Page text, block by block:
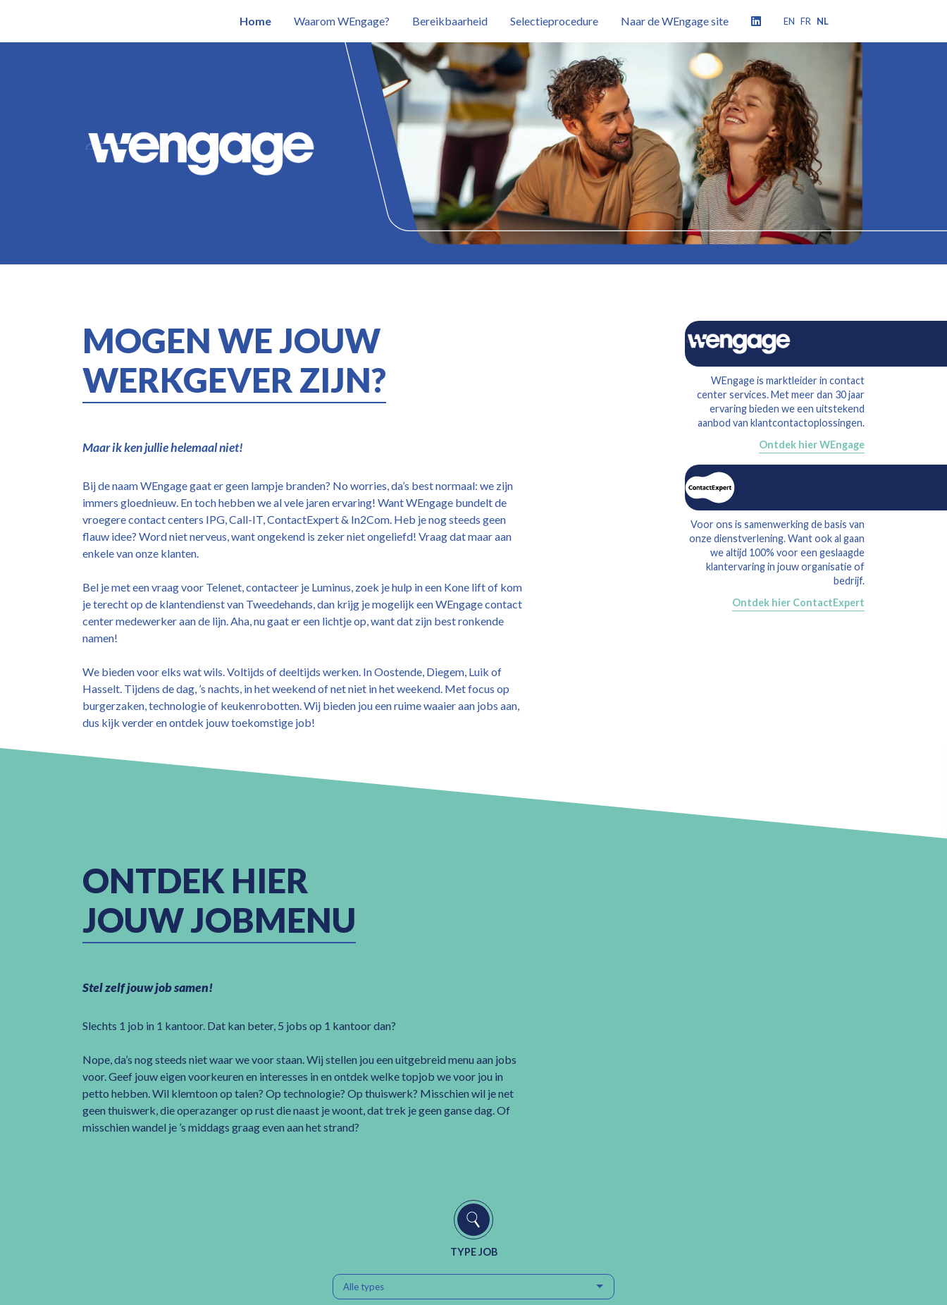
Home Waarom WEngage? Bereikbaarheid Selectieprocedure Naar de WEngage site EN FR NL
MOGEN WE JOUW
WERKGEVER ZIJN?
Maar ik ken jullie helemaal niet!
Bij de naam WEngage gaat er geen lampje branden? No worries, da’s best normaal: we zijn
immers gloednieuw. En toch hebben we al vele jaren ervaring! Want WEngage bundelt de
vroegere contact centers IPG, Call-IT, ContactExpert & In2Com. Heb je nog steeds geen
flauw idee? Word niet nerveus, want ongekend is zeker niet ongeliefd! Vraag dat maar aan
enkele van onze klanten.
Bel je met een vraag voor Telenet, contacteer je Luminus, zoek je hulp in een Kone lift of kom
je terecht op de klantendienst van Tweedehands, dan krijg je mogelijk een WEngage contact
center medewerker aan de lijn. Aha, nu gaat er een lichtje op, want dat zijn best ronkende
namen!
We bieden voor elks wat wils. Voltijds of deeltijds werken. In Oostende, Diegem, Luik of
Hasselt. Tijdens de dag, ’s nachts, in het weekend of net niet in het weekend. Met focus op
burgerzaken, technologie of keukenrobotten. Wij bieden jou een ruime waaier aan jobs aan,
dus kijk verder en ontdek jouw toekomstige job!
WEngage is marktleider in contact
center services. Met meer dan 30 jaar
ervaring bieden we een uitstekend
aanbod van klantcontactoplossingen.
Ontdek hier WEngage
Voor ons is samenwerking de basis van
onze dienstverlening. Want ook al gaan
we altijd 100% voor een geslaagde
klantervaring in jouw organisatie of
bedrijf.
Ontdek hier ContactExpert
ONTDEK HIER
JOUW JOBMENU
Stel zelf jouw job samen!
Slechts 1 job in 1 kantoor. Dat kan beter, 5 jobs op 1 kantoor dan?
Nope, da’s nog steeds niet waar we voor staan. Wij stellen jou een uitgebreid menu aan jobs
voor. Geef jouw eigen voorkeuren en interesses in en ontdek welke topjob we voor jou in
petto hebben. Wil klemtoon op talen? Op technologie? Op thuiswerk? Misschien wil je net
geen thuiswerk, die operazanger op rust die naast je woont, dat trek je geen ganse dag. Of
misschien wandel je ’s middags graag even aan het strand?
TYPE JOB
Alle types